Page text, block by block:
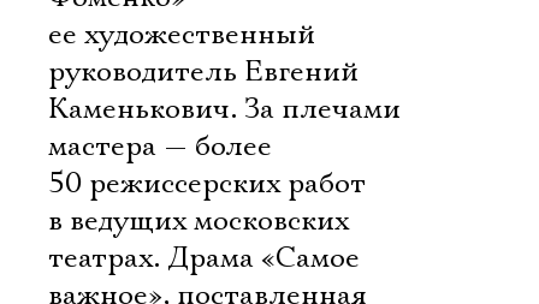
ее художественный
руководитель Евгений
Каменькович. За плечами
мастера — более
50 режиссерских работ
в ведущих московских
театрах. Драма «Самое
важное», поставленная